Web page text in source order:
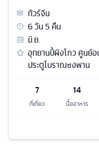
ทัวร์จีน
6วัน5 คืน
มิ.ย.
อุทยานปี้ผิงโกว ศูนย์
ประตูโบราณซงพาน
7
ที่เที่ยว
14
มื้ออาหาร